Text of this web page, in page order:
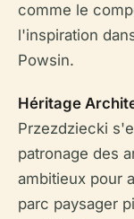
comme le
l'inspiration
Powsin.
Héritage
Przezdziecki
patronage des
ambitieux pour
parc paysager